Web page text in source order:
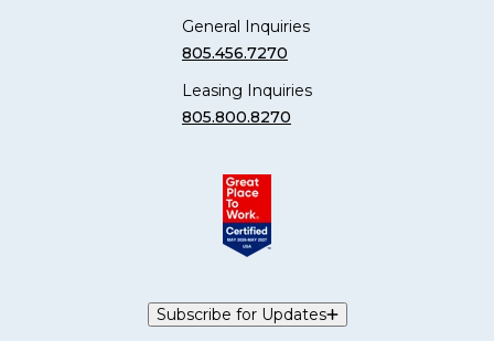
General Inquiries
805.456.7270
Leasing Inquiries
805.800.8270
Subscribe for Updates